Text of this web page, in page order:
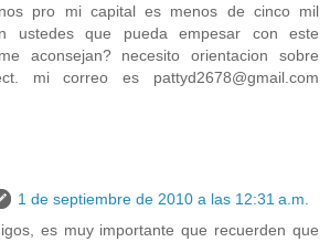
pro mi capital es menos de cinco mil
ustedes que pueda empesar con este
aconsejan? necesito orientacion sobre
mi correo es pattyd2678@gmail.com
1 de septiembre de 2010 a las 12:31 a.m.
es muy importante que recuerden que